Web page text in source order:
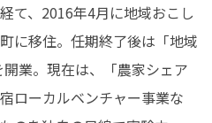
て、2016年4月に地域おこし
に移住。任期終了後は「地域
業。現在は、「農家シェア
ローカルベンチャー事業な